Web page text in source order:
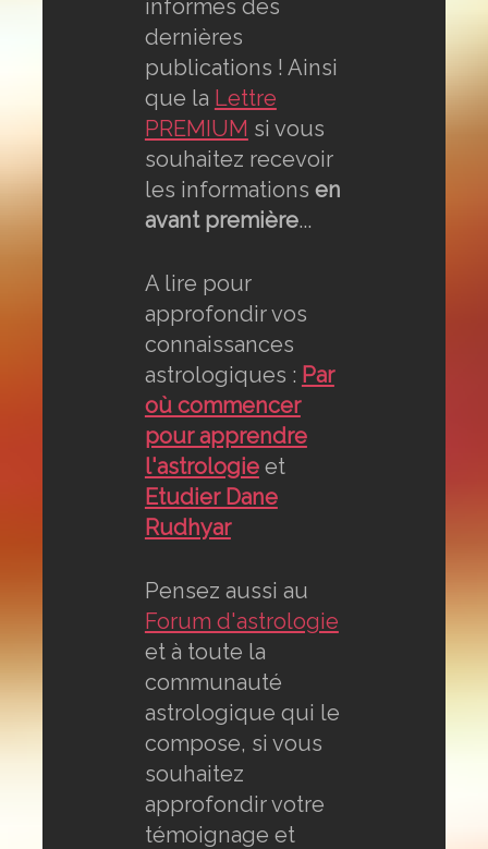
informés des
dernières
publications ! Ainsi
que la Lettre
PREMIUM si vous
souhaitez recevoir
les informations en
avant première...
A lire pour
approfondir vos
connaissances
astrologiques : Par
où commencer
pour apprendre
l'astrologieet
Etudier Dane
Rudhyar
Pensez aussi au
Forum d'astrologie
et à toute la
communauté
astrologique qui le
compose, si vous
souhaitez
approfondir votre
témoignage et